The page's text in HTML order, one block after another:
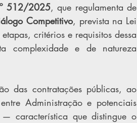
512/2025, que regulamenta de
Competitivo, prevista na Lei
critérios e requisitos dessa
complexidade e de natureza
das contratações públicas, ao
Administração e potenciais
— característica que distingue o